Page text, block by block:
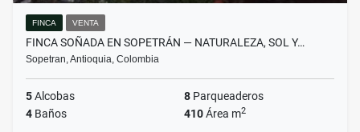
FINCA VENTA
FINCA SOÑADA EN SOPETRÁN — NATURALEZA, SOL Y…
Sopetran, Antioquia, Colombia
5Alcobas 8 Parqueaderos
4 Baños 410Área m2